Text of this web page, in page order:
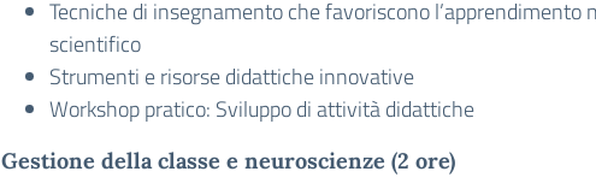
Tecniche di insegnamento che favoriscono l’apprendimento
scientifico
Strumenti e risorse didattiche innovative
Workshop pratico: Sviluppo di attività didattiche
Gestione della classe e neuroscienze (2 ore)